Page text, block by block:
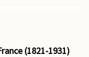
(1821-1931)